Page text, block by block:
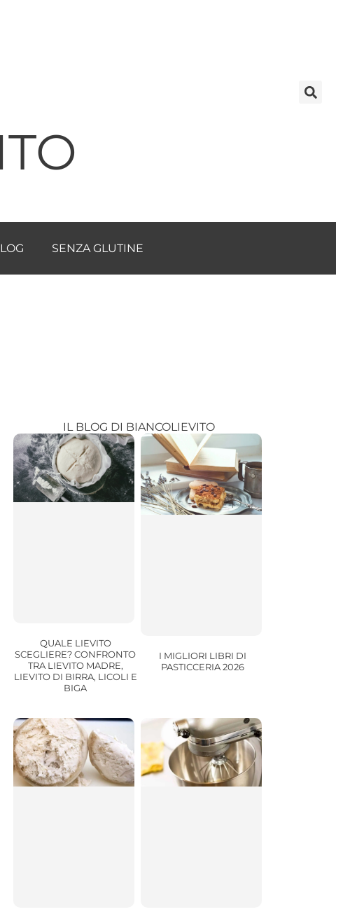
SENZA GLUTINE
IL BLOG DI BIANCOLIEVITO
QUALE LIEVITO
SCEGLIERE? CONFRONTO
TRA LIEVITO MADRE,
LIEVITO DI BIRRA, LICOLI E
BIGA
I MIGLIORI LIBRI DI
PASTICCERIA 2026